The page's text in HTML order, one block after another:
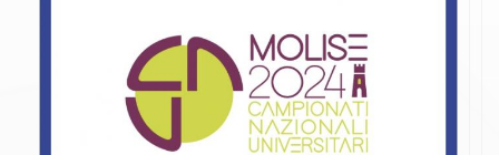
Partners
Trasparenza
Judo
La disciplina
News
Attività Didattica